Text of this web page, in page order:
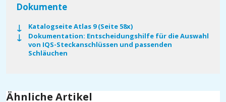
Dokumente
Katalogseite Atlas 9 (Seite 58x)
Dokumentation: Entscheidungshilfe für die Auswahl
von IQS-Steckanschlüssen und passenden
Schläuchen
Ähnliche Artikel